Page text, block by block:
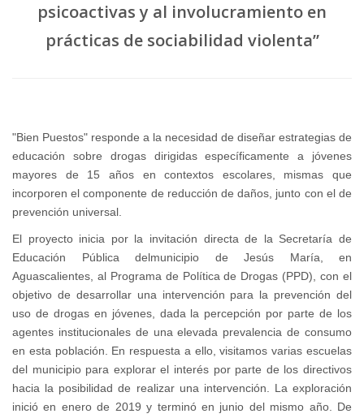
psicoactivas y al involucramiento en
prácticas de sociabilidad violenta”
"Bien Puestos" responde a la necesidad de diseñar estrategias de
educación sobre drogas dirigidas específicamente a jóvenes
mayores de 15 años en contextos escolares, mismas que
incorporen el componente de reducción de daños, junto con el de
prevención universal.
El proyecto inicia por la invitación directa de la Secretaría de
Educación Pública delmunicipio de Jesús María, en
Aguascalientes, al Programa de Política de Drogas (PPD), con el
objetivo de desarrollar una intervención para la prevención del
uso de drogas en jóvenes, dada la percepción por parte de los
agentes institucionales de una elevada prevalencia de consumo
en esta población. En respuesta a ello, visitamos varias escuelas
del municipio para explorar el interés por parte de los directivos
hacia la posibilidad de realizar una intervención. La exploración
inició en enero de 2019 y terminó en junio del mismo año. De